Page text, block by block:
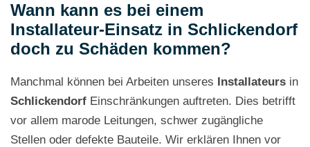
Wann kann es bei einem
Installateur-Einsatz in Schlickendorf
doch zu Schäden kommen?
Manchmal können bei Arbeiten unseres Installateurs in
Schlickendorf Einschränkungen auftreten. Dies betrifft
vor allem marode Leitungen, schwer zugängliche
Stellen oder defekte Bauteile. Wir erklären Ihnen vor